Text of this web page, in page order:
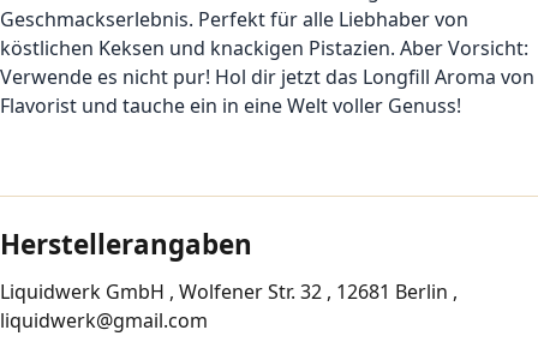
Geschmackserlebnis. Perfekt für alle Liebhaber von
köstlichen Keksen und knackigen Pistazien. Aber Vorsicht:
Verwende es nicht pur! Hol dir jetzt das Longfill Aroma von
Flavorist und tauche ein in eine Welt voller Genuss!
Herstellerangaben
Liquidwerk GmbH , Wolfener Str. 32 , 12681 Berlin ,
liquidwerk@gmail.com